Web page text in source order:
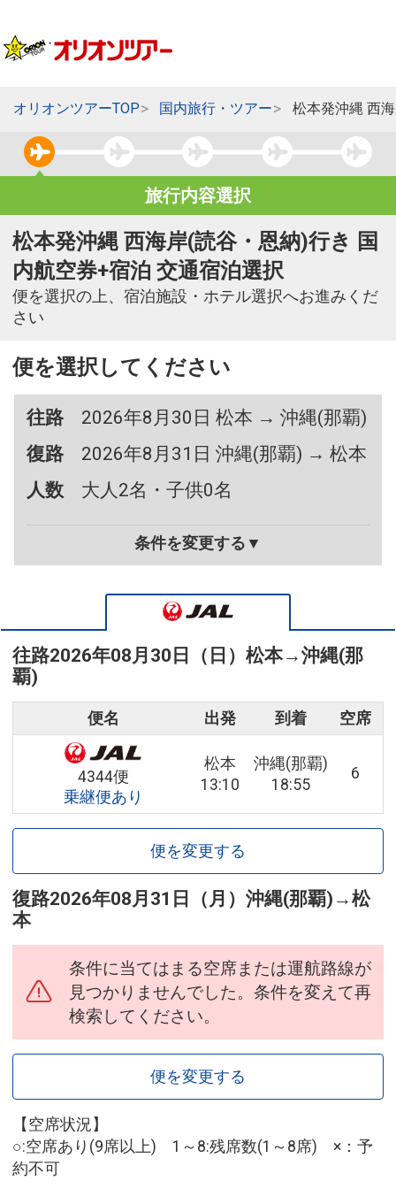
オリオンツアーTOP 国内旅行・ツアー 松本発沖縄 西
旅行内容選択
松本発沖縄 西海岸(読谷・恩納)行き 国
内航空券+宿泊 交通宿泊選択
便を選択の上、宿泊施設・ホテル選択へお進みくだ
さい
便を選択してください
往路
2026年8月30日 松本 → 沖縄(那覇)
復路
2026年8月31日 沖縄(那覇) → 松本
人数
大人2名・子供0名
条件を変更する▼
往路2026年08月30日（日） 松本→沖縄(那
覇)
便名 出発 到着 空席
4344便
乗継便あり
松本
13:10
沖縄(那覇)
18:55
6
便を変更する
復路2026年08月31日（月） 沖縄(那覇) →松
本
条件に当てはまる空席または運航路線が
見つかりませんでした。条件を変えて再
検索してください。
便を変更する
【空席状況】
○:空席あり(9席以上) 1～8:残席数(1～8席) ×：予
約不可